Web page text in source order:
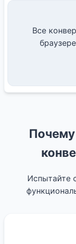
Все
Испытайте